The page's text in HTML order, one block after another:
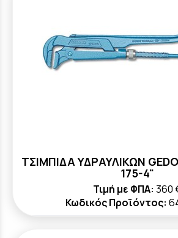
ΤΣΙΜΠΙΔΑ ΥΔΡΑΥΛΙΚΩΝ
175-4"
Τιμή με ΦΠΑ: 360
Κωδικός Προϊόντος: